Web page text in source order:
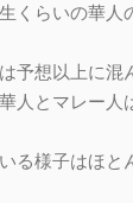
くらいの華人
予想以上に混
人とマレー人
る様子はほと